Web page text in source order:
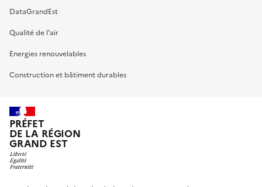
DataGrandEst
Qualité de l’air
Energies renouvelables
Construction et bâtiment durables
PRÉFET
DE LA RÉGION
GRAND EST